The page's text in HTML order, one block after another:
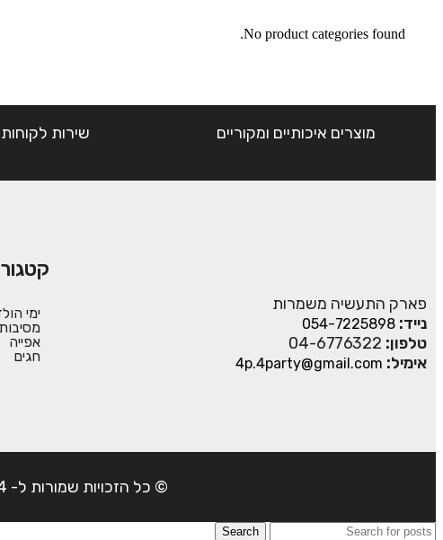
No product categories found.
מוצרים איכותיים ומקוריים שירות
פארק התעשיה משמרות
נייד: 054-7225898
טלפון: 04-6776322
אימיל: 4p.4party@gmail.com
ימי
מסיבות
אפייה
חגים
© כל הזכויות שמורות ל- 4Party 2024 | כתובת: פארק התעשיה משמרות| טלפון: 054-7225898
Search